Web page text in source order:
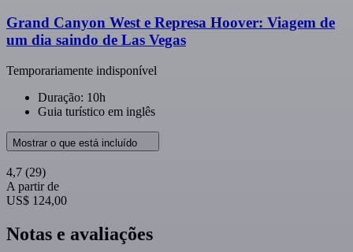
Grand Canyon West e Represa Hoover: Viagem de
um dia saindo de Las Vegas
Temporariamente indisponível
Duração: 10h
Guia turístico em inglês
Mostrar o que está incluído
4,7 (29)
A partir de
US$ 124,00
Notas e avaliações